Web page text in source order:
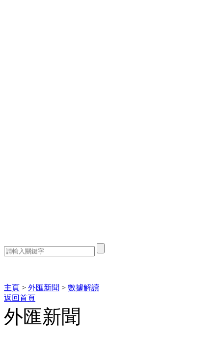
主頁 > 外匯新聞 > 數據解讀
返回首頁
外匯新聞